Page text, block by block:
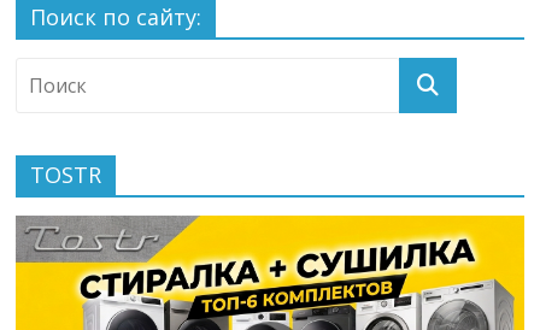
Поиск по сайту:
TOSTR